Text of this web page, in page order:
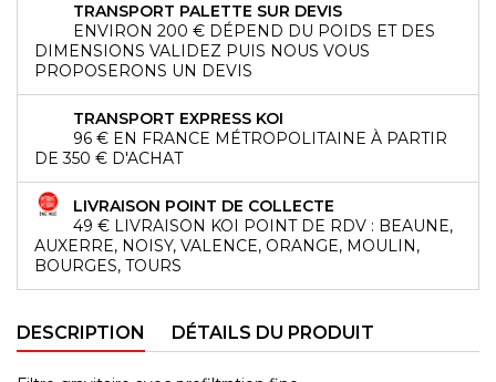
TRANSPORT PALETTE SUR DEVIS
ENVIRON 200 € DÉPEND DU POIDS ET DES
DIMENSIONS VALIDEZ PUIS NOUS VOUS
PROPOSERONS UN DEVIS
TRANSPORT EXPRESS KOI
96 € EN FRANCE MÉTROPOLITAINE À PARTIR
DE 350 € D'ACHAT
LIVRAISON POINT DE COLLECTE
49 € LIVRAISON KOI POINT DE RDV : BEAUNE,
AUXERRE, NOISY, VALENCE, ORANGE, MOULIN,
BOURGES, TOURS
DESCRIPTION DÉTAILS DU PRODUIT